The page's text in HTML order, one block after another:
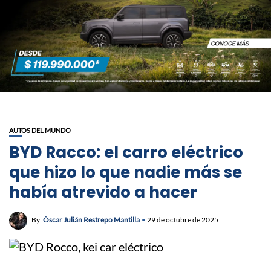
AUTOS DEL MUNDO
BYD Racco: el carro eléctrico
que hizo lo que nadie más se
había atrevido a hacer
By Óscar Julián Restrepo Mantilla 29 de octubre de 2025